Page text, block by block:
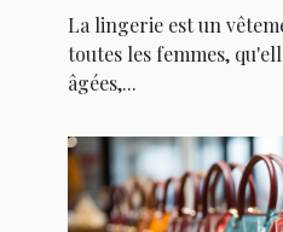
La lingerie est un
toutes les femmes,
âgées,...